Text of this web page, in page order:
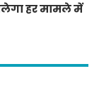
हर मामले में